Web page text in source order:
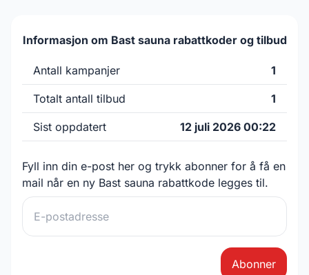
Informasjon om Bast sauna rabattkoder og tilbud
Antall kampanjer 1
Totalt antall tilbud 1
Sist oppdatert 12 juli 2026 00:22
Fyll inn din e-post her og trykk abonner for å få en
mail når en ny Bast sauna rabattkode legges til.
Abonner